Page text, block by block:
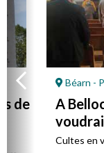
de
Béarn -
A
Cultes en